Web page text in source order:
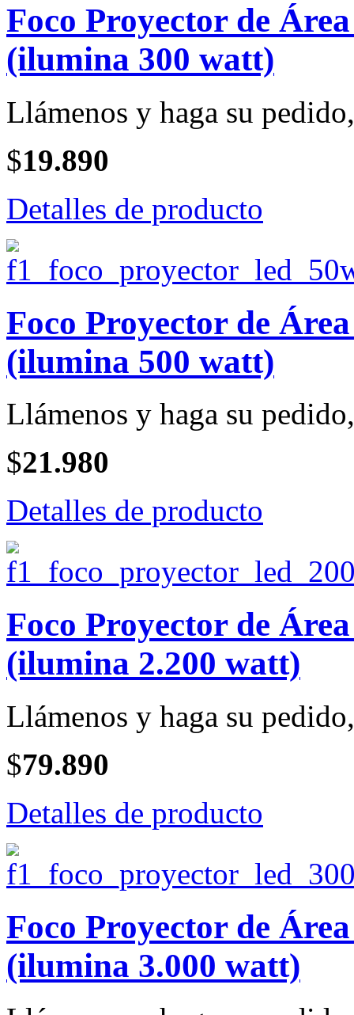
Foco Proyector de
(ilumina 300 watt)
Llámenos y haga su
$19.890
Detalles de producto
Foco Proyector de
(ilumina 500 watt)
Llámenos y haga su
$21.980
Detalles de producto
Foco Proyector de
(ilumina 2.200 watt)
Llámenos y haga su
$79.890
Detalles de producto
Foco Proyector de
(ilumina 3.000 watt)